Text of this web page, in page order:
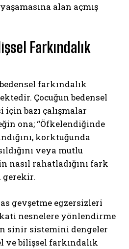
alan açmış
Farkındalık
farkındalık
Çocuğun bedensel
bazı çalışmalar
ona; “Öfkelendiğinde
korktuğunda
veya mutlu
nasıl rahatladığını fark
gerekir.
gevşetme egzersizleri
nesnelere yönlendirme
sinir sistemini dengeler
ve bilişsel farkındalık